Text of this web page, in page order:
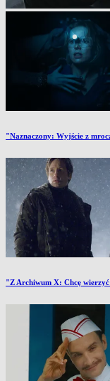
"Naznaczony: Wyjście z
"Z Archiwum X: Chcę